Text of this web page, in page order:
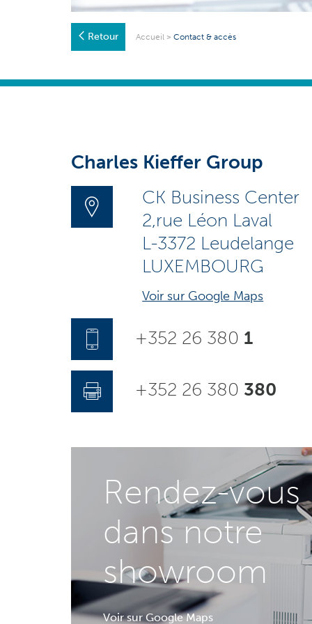
Retour Accueil >Contact & accès
Charles Kieffer Group
CK Business Center
2,rue Léon Laval
L-3372 Leudelange
LUXEMBOURG
Voir sur Google Maps
+352 26 380 1
+352 26 380 380
Rendez-vous
dans notre
showroom
Voir sur Google Maps